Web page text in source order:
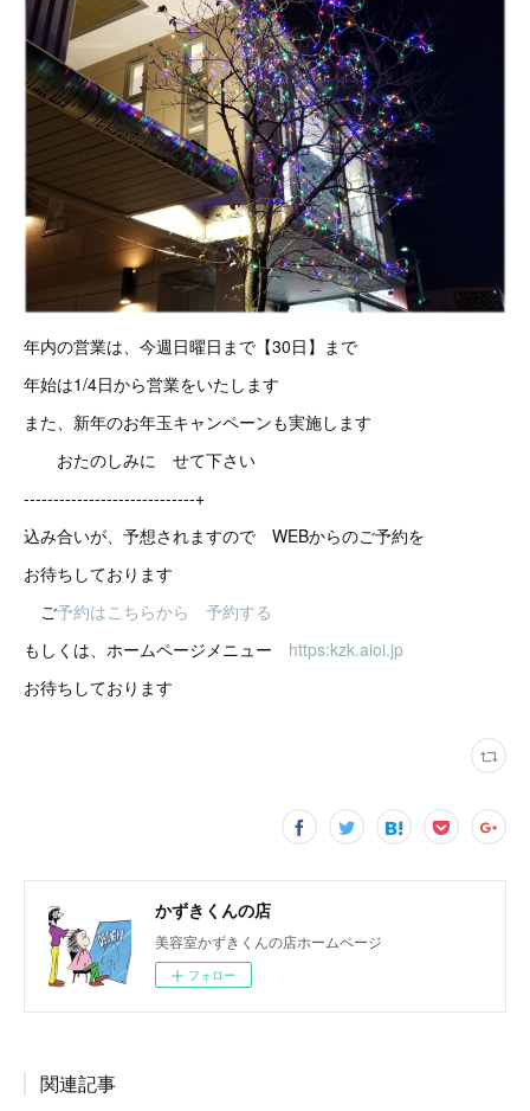
年内の営業は、今週日曜日まで【30日】まで
年始は1/4日から営業をいたします
また、新年のお年玉キャンペーンも実施します
おたのしみに せて下さい
-----------------------------+
込み合いが、予想されますので WEBからのご予約を
お待ちしております
ご予約はこちらから 予約する
もしくは、ホームページメニュー https:kzk.aioi.jp
お待ちしております
かずきくんの店
美容室かずきくんの店ホームページ
フォロー
関連記事